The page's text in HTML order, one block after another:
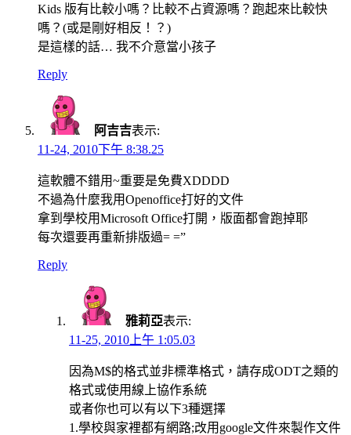
Kids 版有比較小嗎？比較不占資源嗎？跑起來比較快
嗎？(或是剛好相反！？)
是這樣的話… 我不介意當小孩子
Reply
阿吉吉表示:
11-24, 2010下午 8:38.25
這軟體不錯用~重要是免費XDDDD
不過為什麼我用Openoffice打好的文件
拿到學校用Microsoft Office打開，版面都會跑掉耶
每次還要再重新排版過= =”
Reply
雅莉亞表示:
11-25, 2010上午 1:05.03
因為M$的格式並非標準格式，請存成ODT之類的
格式或使用線上協作系統
或者你也可以有以下3種選擇
1.學校與家裡都有網路;改用google文件來製作文件